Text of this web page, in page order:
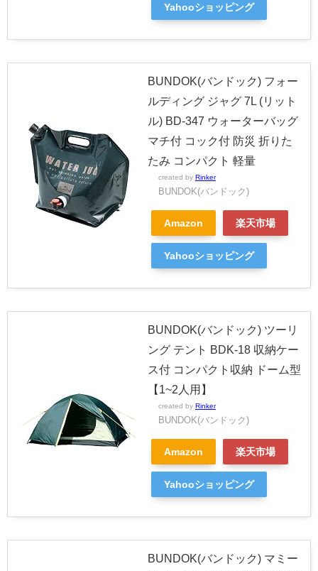
Yahooショッピング
BUNDOK(バンドック) フォー
ルディング ジャグ 7L (リット
ル) BD-347 ウォーターバッグ
マチ付 コック付 防災 折りた
たみ コンパクト 軽量
created by Rinker
BUNDOK(バンドック)
Amazon 楽天市場
Yahooショッピング
BUNDOK(バンドック) ツーリ
ング テント BDK-18 収納ケー
ス付 コンパクト収納 ドーム型
【1~2人用】
created by Rinker
BUNDOK(バンドック)
Amazon 楽天市場
Yahooショッピング
BUNDOK(バンドック) マミー